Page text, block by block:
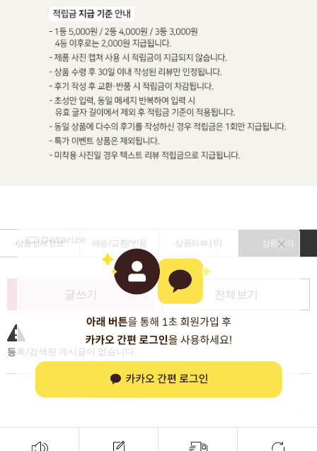
상품상세정보 배송/교환/반품 상품리뷰 ( 0) 상품문의
글쓰기 전체보기
등록/검색된 게시글이 없습니다.